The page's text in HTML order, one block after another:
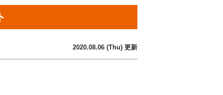
2020.08.06 (Thu) 更新